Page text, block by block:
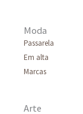
Moda
Passarela
Em alta
Marcas
Arte